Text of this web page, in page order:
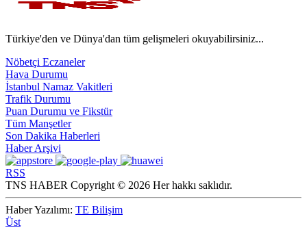
Türkiye'den ve Dünya'dan tüm gelişmeleri okuyabilirsiniz...
Nöbetçi Eczaneler
Hava Durumu
İstanbul Namaz Vakitleri
Trafik Durumu
Puan Durumu ve Fikstür
Tüm Manşetler
Son Dakika Haberleri
Haber Arşivi
RSS
TNS HABER Copyright © 2026 Her hakkı saklıdır.
Haber Yazılımı: TE Bilişim
Üst